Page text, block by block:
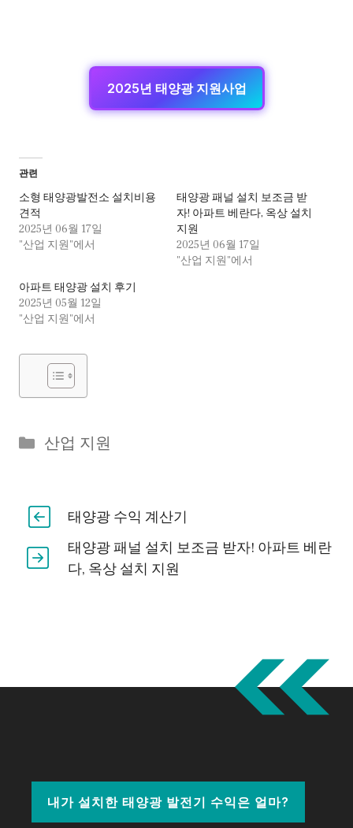
2025년 태양광 지원사업
관련
소형 태양광발전소 설치비용
견적
2025년 06월 17일
"산업 지원"에서
태양광 패널 설치 보조금 받
자! 아파트 베란다, 옥상 설치
지원
2025년 06월 17일
"산업 지원"에서
아파트 태양광 설치 후기
2025년 05월 12일
"산업 지원"에서
Categories
산업 지원
태양광 수익 계산기
태양광 패널 설치 보조금 받자! 아파트 베란
다, 옥상 설치 지원
내가 설치한 태양광 발전기 수익은 얼마?